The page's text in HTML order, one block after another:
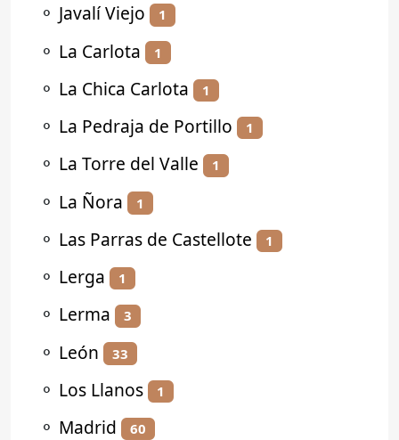
⚬ Javalí Viejo 1
⚬ La Carlota 1
⚬ La Chica Carlota 1
⚬ La Pedraja de Portillo 1
⚬ La Torre del Valle 1
⚬ La Ñora 1
⚬ Las Parras de Castellote 1
⚬ Lerga 1
⚬ Lerma 3
⚬ León 33
⚬ Los Llanos 1
⚬ Madrid 60